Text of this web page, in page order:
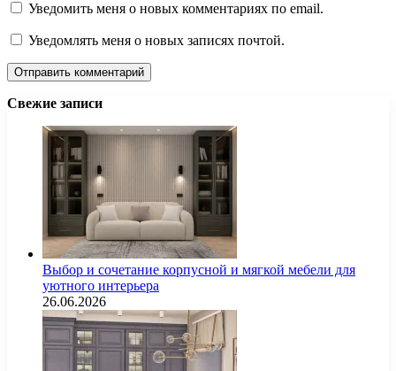
Уведомить меня о новых комментариях по email.
Уведомлять меня о новых записях почтой.
Свежие записи
Выбор и сочетание корпусной и мягкой мебели для
уютного интерьера
26.06.2026